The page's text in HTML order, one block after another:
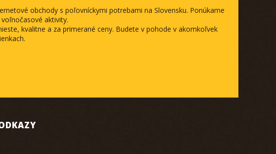
obchody s poľovníckymi potrebami na Slovensku. Ponúkame
aktivity.
kvalitne a za primerané ceny. Budete v pohode v akomkoľvek